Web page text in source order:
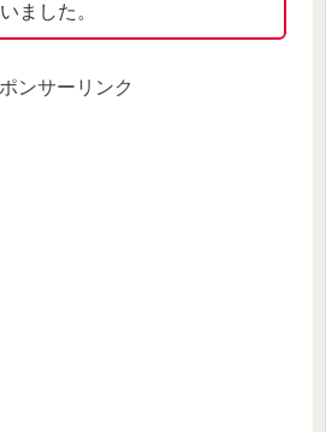
ました。
ンサーリンク